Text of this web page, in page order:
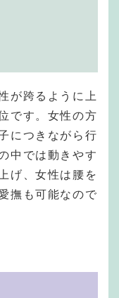
が跨るように上
です。女性の方
につきながら行
中では動きやす
げ、女性は腰を
撫も可能なので